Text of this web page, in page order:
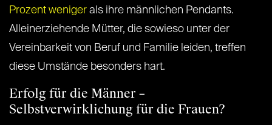
Prozent weniger als ihre männlichen Pendants.
Alleinerziehende Mütter, die sowieso unter der
Vereinbarkeit von Beruf und Familie leiden, treffen
diese Umstände besonders hart.
Erfolg für die Männer –
Selbstverwirklichung für die Frauen?